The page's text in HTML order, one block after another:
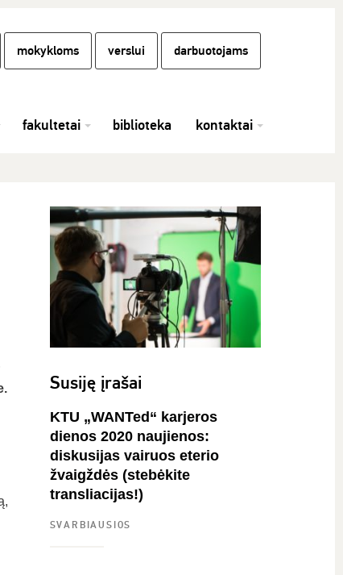
mokykloms verslui darbuotojams
fakultetai biblioteka kontaktai
Susiję įrašai
KTU „WANTed“ karjeros
dienos 2020 naujienos:
diskusijas vairuos eterio
žvaigždės (stebėkite
transliacijas!)
SVARBIAUSIOS